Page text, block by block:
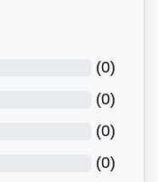
(
0
)
(
0
)
(
0
)
(
0
)